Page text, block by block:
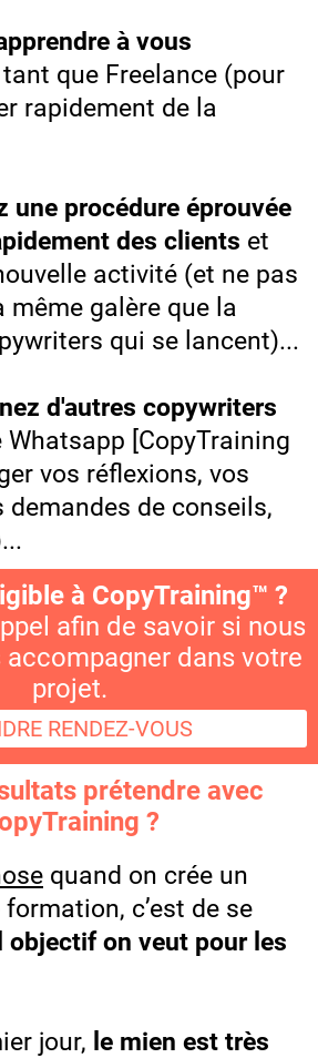
à vous
que Freelance (pour
rapidement de la
une procédure éprouvée
des clients et
activité (et ne pas
même galère que la
qui se lancent)...
d'autres copywriters
[CopyTraining
vos réflexions, vos
demandes de conseils,
à CopyTraining™ ?
afin de savoir si nous
dans votre
projet.
RENDEZ-VOUS
prétendre avec
?
quand on crée un
c’est de se
objectif on veut pour les
jour, le mien est très